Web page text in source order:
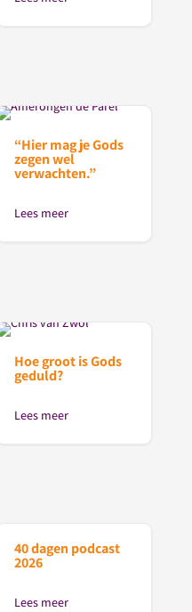
“Hier mag je Gods
zegen wel
verwachten.”
Lees meer
Hoe groot is Gods
geduld?
Lees meer
40 dagen podcast
2026
Lees meer